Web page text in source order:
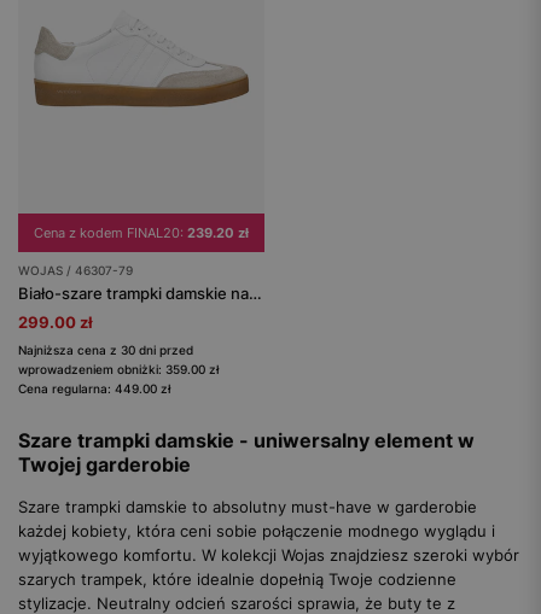
Cena z kodem FINAL20: 239.20 zł
WOJAS / 46307-79
Biało-szare trampki damskie na płaskiej brązowej podeszwie
299.00 zł
Najniższa cena z 30 dni przed
wprowadzeniem obniżki: 359.00 zł
Cena regularna: 449.00 zł
Szare trampki damskie - uniwersalny element w
Twojej garderobie
Szare trampki damskie to absolutny must-have w garderobie
każdej kobiety, która ceni sobie połączenie modnego wyglądu i
wyjątkowego komfortu. W kolekcji Wojas znajdziesz szeroki wybór
szarych trampek, które idealnie dopełnią Twoje codzienne
stylizacje. Neutralny odcień szarości sprawia, że buty te z